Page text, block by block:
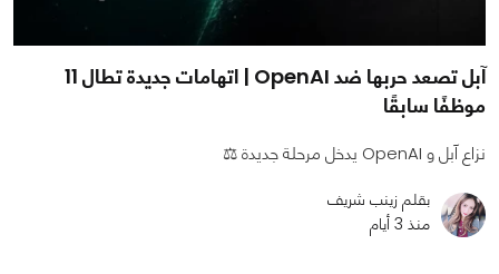
آبل تصعد حربها ضد OpenAI | اتهامات جديدة تطال 11
موظفًا سابقًا
نزاع آبل و OpenAI يدخل مرحلة جديدة ⚖️
بقلم زينب شريف
منذ 3 أيام